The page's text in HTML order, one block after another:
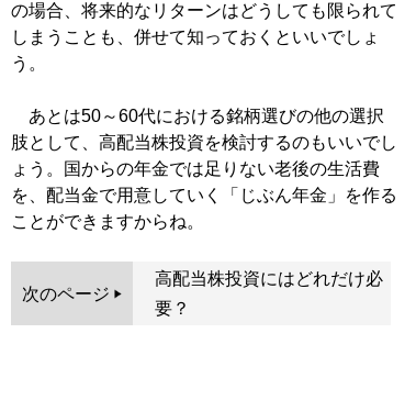
の場合、将来的なリターンはどうしても限られて
しまうことも、併せて知っておくといいでしょ
う。
あとは50～60代における銘柄選びの他の選択
肢として、高配当株投資を検討するのもいいでし
ょう。国からの年金では足りない老後の生活費
を、配当金で用意していく「じぶん年金」を作る
ことができますからね。
次のページ
高配当株投資にはどれだけ必
要？